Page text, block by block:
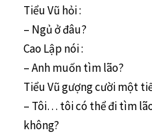
Tiểu Vũ hỏi :
– Ngủ ở đâu?
Cao Lập nói :
– Anh muốn tìm lão?
Tiểu Vũ gượng cười một
– Tôi… tôi có thể đi tìm
không?